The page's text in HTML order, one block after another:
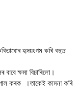
হৃদয়ংগম কৰি বহুত
ক্ষমা বিচাৰিলো।
কৰক ।তাকেই কামনা কৰি